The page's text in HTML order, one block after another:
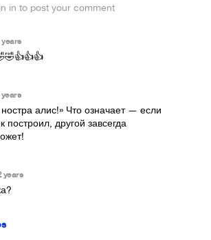
in to post your comment
years
алис!» Что означает — если
построил, другой завсегда
years